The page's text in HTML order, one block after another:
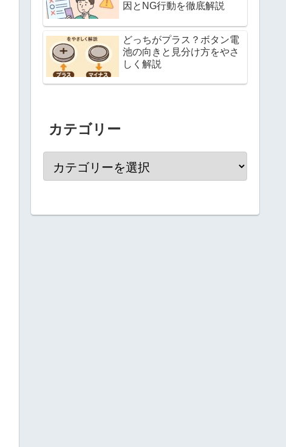
因とNG行動を徹底解説
どっちがプラス？ボタン電
池の向きと見分け方をやさ
しく解説
カテゴリー